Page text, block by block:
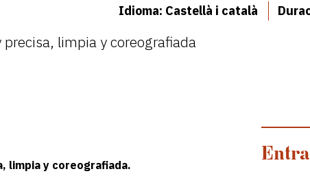
Idioma: Castellà i català
limpia y coreografiada
limpia y coreografiada.